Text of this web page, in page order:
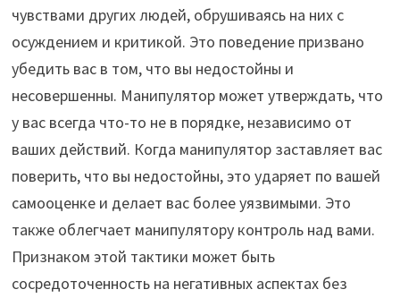
чувствами других людей, обрушиваясь на них с
осуждением и критикой. Это поведение призвано
убедить вас в том, что вы недостойны и
несовершенны. Манипулятор может утверждать, что
у вас всегда что-то не в порядке, независимо от
ваших действий. Когда манипулятор заставляет вас
поверить, что вы недостойны, это ударяет по вашей
самооценке и делает вас более уязвимыми. Это
также облегчает манипулятору контроль над вами.
Признаком этой тактики может быть
сосредоточенность на негативных аспектах без